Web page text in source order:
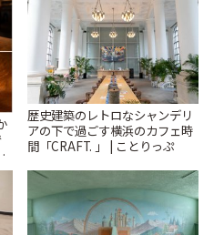
歴史建築のレトロなシャンデリ
アの下で過ごす横浜のカフェ時
間「CRAFT. 」 | ことりっぷ